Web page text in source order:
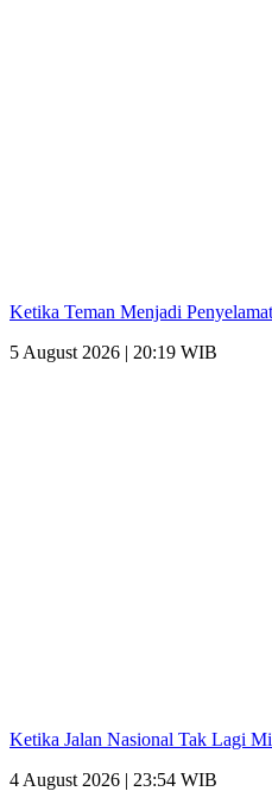
Ketika Teman Menjadi Penyelamat
5 August 2026 | 20:19 WIB
Ketika Jalan Nasional Tak Lagi
4 August 2026 | 23:54 WIB